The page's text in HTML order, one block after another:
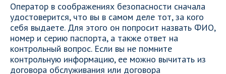
Оператор в соображениях безопасности сначала
удостоверится, что вы в самом деле тот, за кого
себя выдаете. Для этого он попросит назвать ФИО,
номер и серию паспорта, а также ответ на
контрольный вопрос. Если вы не помните
контрольную информацию, ее можно вычитать из
договора обслуживания или договора